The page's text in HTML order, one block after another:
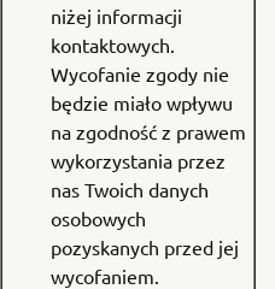
niżej informacji
kontaktowych.
Wycofanie zgody nie
będzie miało wpływu
na zgodność z prawem
wykorzystania przez
nas Twoich danych
osobowych
pozyskanych przed jej
wycofaniem.